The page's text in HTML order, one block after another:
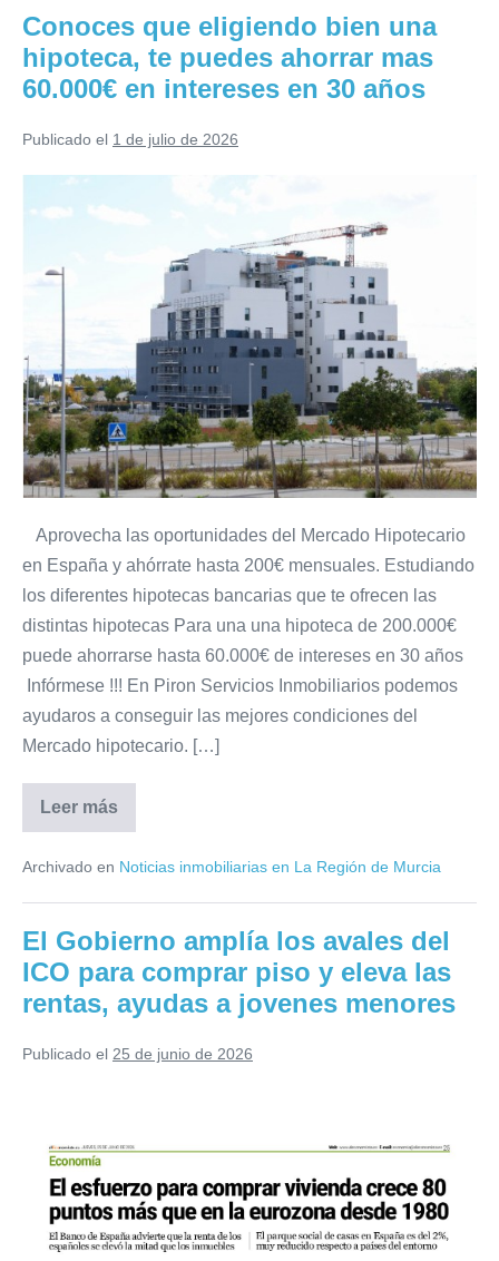
la
no
da
abasto
acumula
un
750.000
Conoces que eligiendo bien una
hipoteca, te puedes ahorrar mas
60.000€ en intereses en 30 años
Publicado el 1 de julio de 2026
que
bien
te
puedes
ahorrar
mas
60.000€
intereses
Aprovecha las oportunidades del Mercado Hipotecario
en España y ahórrate hasta 200€ mensuales. Estudiando
los diferentes hipotecas bancarias que te ofrecen las
distintas hipotecas Para una una hipoteca de 200.000€
puede ahorrarse hasta 60.000€ de intereses en 30 años
Infórmese !!! En Piron Servicios Inmobiliarios podemos
ayudaros a conseguir las mejores condiciones del
Mercado hipotecario. […]
Leer más
Conoces
que
bien
hipoteca,
puedes
mas
60.000€
en
en
30
Archivado en Noticias inmobiliarias en La Región de Murcia
El Gobierno amplía los avales del
ICO para comprar piso y eleva las
rentas, ayudas a jovenes menores
Publicado el 25 de junio de 2026
amplía
avales